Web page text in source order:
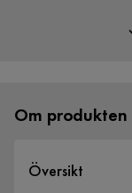
Om produkten
Översikt